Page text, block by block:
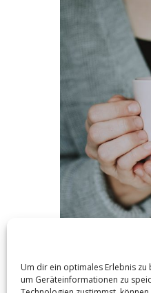
Um dir ein optimales Erlebnis
um Geräteinformationen zu
r
c
r
: